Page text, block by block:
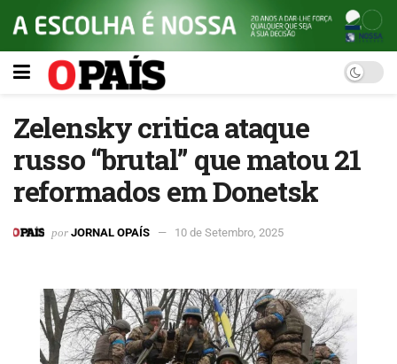
Zelensky critica ataque
russo “brutal” que matou 21
reformados em Donetsk
por JORNAL OPAÍS 10 de Setembro, 2025